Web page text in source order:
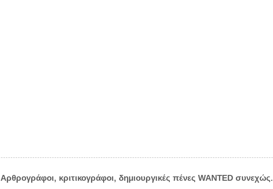
Αρθρογράφοι, κριτικογράφοι, δημιουργικές πένες WANTED συνεχώς.